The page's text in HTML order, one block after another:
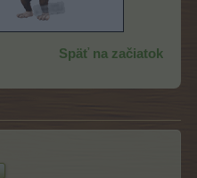
Späť na začiatok